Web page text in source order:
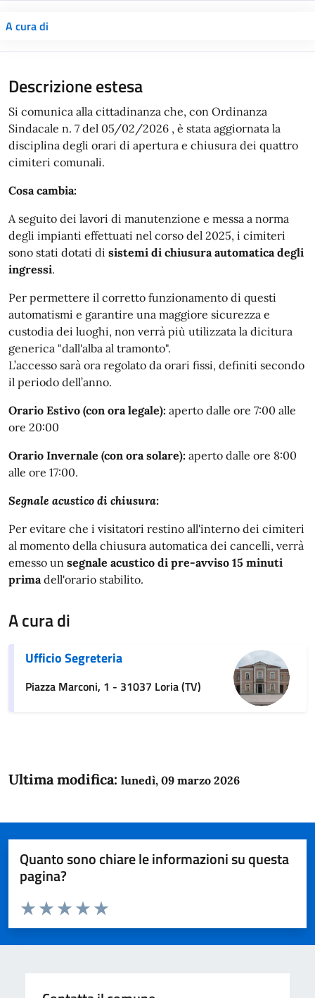
A cura di
Descrizione estesa
Si comunica alla cittadinanza che, con Ordinanza
Sindacale n. 7 del 05/02/2026 , è stata aggiornata la
disciplina degli orari di apertura e chiusura dei quattro
cimiteri comunali.
Cosa cambia:
A seguito dei lavori di manutenzione e messa a norma
degli impianti effettuati nel corso del 2025, i cimiteri
sono stati dotati di sistemi di chiusura automatica degli
ingressi.
Per permettere il corretto funzionamento di questi
automatismi e garantire una maggiore sicurezza e
custodia dei luoghi, non verrà più utilizzata la dicitura
generica "dall'alba al tramonto".
L’accesso sarà ora regolato da orari fissi, definiti secondo
il periodo dell’anno.
Orario Estivo (con ora legale): aperto dalle ore 7:00 alle
ore 20:00
Orario Invernale (con ora solare): aperto dalle ore 8:00
alle ore 17:00.
Segnale acustico di chiusura:
Per evitare che i visitatori restino all'interno dei cimiteri
al momento della chiusura automatica dei cancelli, verrà
emesso un segnale acustico di pre-avviso 15 minuti
prima dell'orario stabilito.
A cura di
Ufficio Segreteria
Piazza Marconi, 1 - 31037 Loria (TV)
Ultima modifica: lunedì, 09 marzo 2026
Quanto sono chiare le informazioni su questa
pagina?
Domanda
Valuta da 1 a 5 stelle la pagina
Valuta 5 stelle su 5
Valuta 4 stelle su 5
Valuta 3 stelle su 5
Valuta 2 stelle su 5
Valuta 1 stelle su 5